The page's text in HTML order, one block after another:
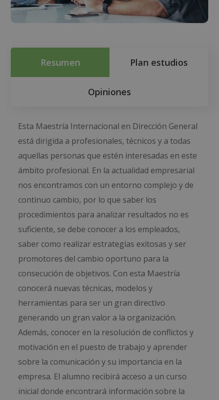
Resumen Plan estudios
Opiniones
Esta Maestría Internacional en Dirección General
está dirigida a profesionales, técnicos y a todas
aquellas personas que estén interesadas en este
ámbito profesional. En la actualidad empresarial
nos encontramos con un entorno complejo y de
continuo cambio, por lo que saber los
procedimientos para analizar resultados no es
suficiente, se debe conocer a los empleados,
saber como realizar estrategias exitosas y ser
promotores del cambio oportuno para la
consecución de objetivos. Con esta Maestría
conocerá nuevas técnicas, modelos y
herramientas para ser un gran directivo
generando un gran valor a la organización.
Además, conocer en la resolución de conflictos y
motivación en el puesto de trabajo y aprender
sobre la comunicación y su importancia en la
empresa. El alumno recibirá acceso a un curso
inicial donde encontrará información sobre la